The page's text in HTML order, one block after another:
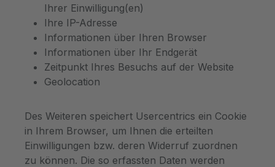
Ihrer Einwilligung(en)
Ihre IP-Adresse
Informationen über Ihren Browser
Informationen über Ihr Endgerät
Zeitpunkt Ihres Besuchs auf der Website
Geolocation
Des Weiteren speichert Usercentrics ein Cookie
in Ihrem Browser, um Ihnen die erteilten
Einwilligungen bzw. deren Widerruf zuordnen
zu können. Die so erfassten Daten werden